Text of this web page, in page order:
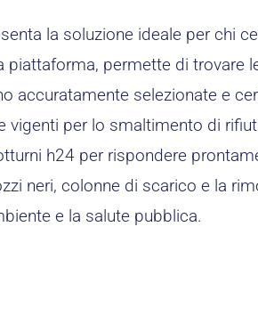
la soluzione ideale per chi
piattaforma, permette di trovare
accuratamente selezionate e
per lo smaltimento di
h24 per rispondere
neri, colonne di scarico e la
e la salute pubblica.